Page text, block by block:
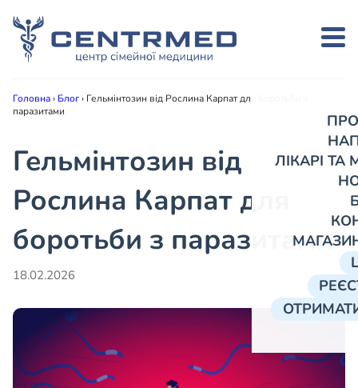
ЛІКАРІ
Головна› Блог› Гельмінтозин від Рослина Карпат для боротьби з
паразитами
Гельмінтозин від
Рослина Карпат для
боротьби з паразитами
18.02.2026